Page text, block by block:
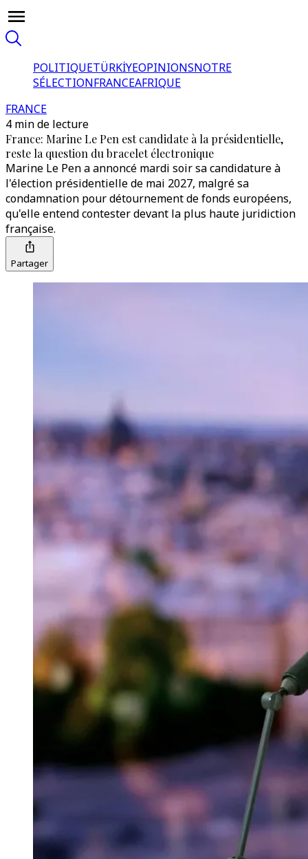
POLITIQUETÜRKİYEOPINIONSNOTRE
SÉLECTIONFRANCEAFRIQUE
FRANCE
4 min de lecture
France: Marine Le Pen est candidate à la présidentielle,
reste la question du bracelet électronique
Marine Le Pen a annoncé mardi soir sa candidature à
l'élection présidentielle de mai 2027, malgré sa
condamnation pour détournement de fonds européens,
qu'elle entend contester devant la plus haute juridiction
française.
Partager